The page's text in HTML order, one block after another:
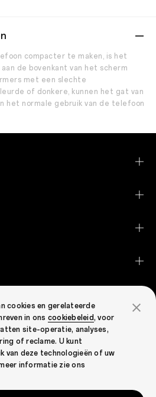
compacter te maken, is het
de bovenkant van het scherm
met een slechte
of donkere, kunnen het gat van
het normale gebruik van de telefoon
cookies en gerelateerde
in ons cookiebeleid, voor
site-operatie, analyses,
of reclame. U kunt
van deze technologieën of uw
informatie zie ons